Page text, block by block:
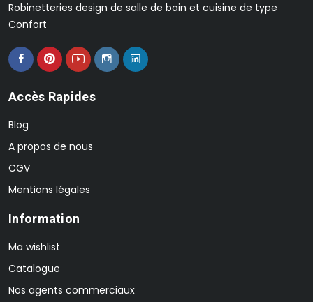
Robinetteries design de salle de bain et cuisine de type
Confort
Accès Rapides
Blog
A propos de nous
CGV
Mentions légales
Information
Ma wishlist
Catalogue
Nos agents commerciaux